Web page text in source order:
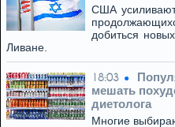
США
добиться
Ливане.
18:03
мешать
диетолога
Многие